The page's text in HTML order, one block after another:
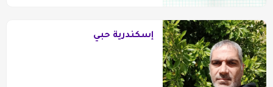
إسكندرية حبي